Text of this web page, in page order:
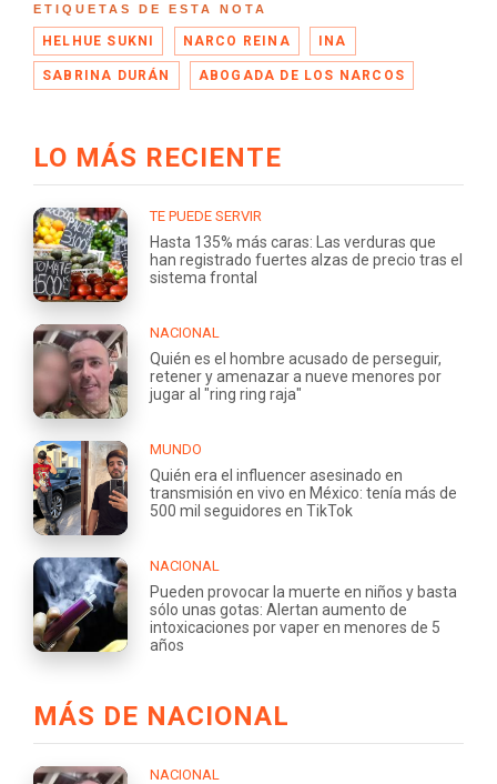
ETIQUETAS DE ESTA NOTA
HELHUE SUKNI NARCO REINA INA
SABRINA DURÁN ABOGADA DE LOS NARCOS
LO MÁS RECIENTE
TE PUEDE SERVIR
Hasta 135% más caras: Las verduras que
han registrado fuertes alzas de precio tras el
sistema frontal
NACIONAL
Quién es el hombre acusado de perseguir,
retener y amenazar a nueve menores por
jugar al "ring ring raja"
MUNDO
Quién era el influencer asesinado en
transmisión en vivo en México: tenía más de
500 mil seguidores en TikTok
NACIONAL
Pueden provocar la muerte en niños y basta
sólo unas gotas: Alertan aumento de
intoxicaciones por vaper en menores de 5
años
MÁS DE NACIONAL
NACIONAL